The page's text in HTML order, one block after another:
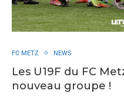
FC METZ NEWS
Les U19F du FC
nouveau groupe !